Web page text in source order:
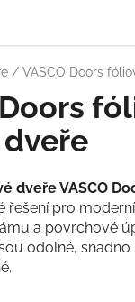
/ VASCO Doors
dveře VASCO
řešení pro
a povrchové
odolné, snadno